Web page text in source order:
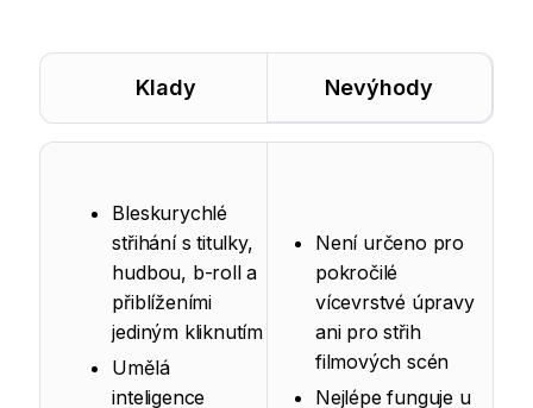
Klady Nevýhody
Bleskurychlé
střihání s titulky,
hudbou, b-roll a
přiblíženími
jediným kliknutím
Umělá
inteligence
Není určeno pro
pokročilé
vícevrstvé úpravy
ani pro střih
filmových scén
Nejlépe funguje u